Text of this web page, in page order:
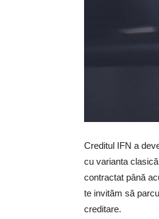
Creditul IFN a
cu varianta
contractat până
te invităm să
creditare.